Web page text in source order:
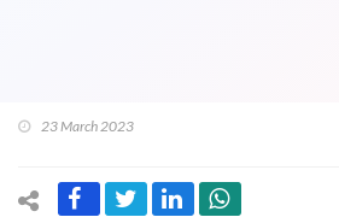
23 March 2023